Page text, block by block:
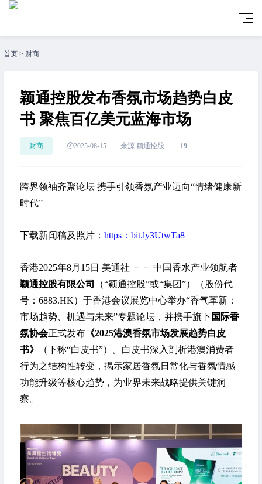
首页 > 财商
颖通控股发布香氛市场趋势白皮
书 聚焦百亿美元蓝海市场
财商 2025-08-15 来源:颖通控股 19
跨界领袖齐聚论坛 携手引领香氛产业迈向“情绪健康新
时代”
下载新闻稿及照片： https：bit.ly3UtwTa8
香港2025年8月15日 美通社 －－ 中国香水产业领航者
颖通控股有限公司
（“颖通控股”或“集团”）（股份代
号：6883.HK）于香港会议展览中心举办“香气革新：
市场趋势、机遇与未来”专题论坛，并携手旗下国际香
氛协会正式发布 《2025港澳香氛市场发展趋势白皮
书》
（下称“白皮书”）。白皮书深入剖析港澳消费者
行为之结构性转变，揭示家居香氛日常化与香氛情感
功能升级等核心趋势，为业界未来战略提供关键洞
察。